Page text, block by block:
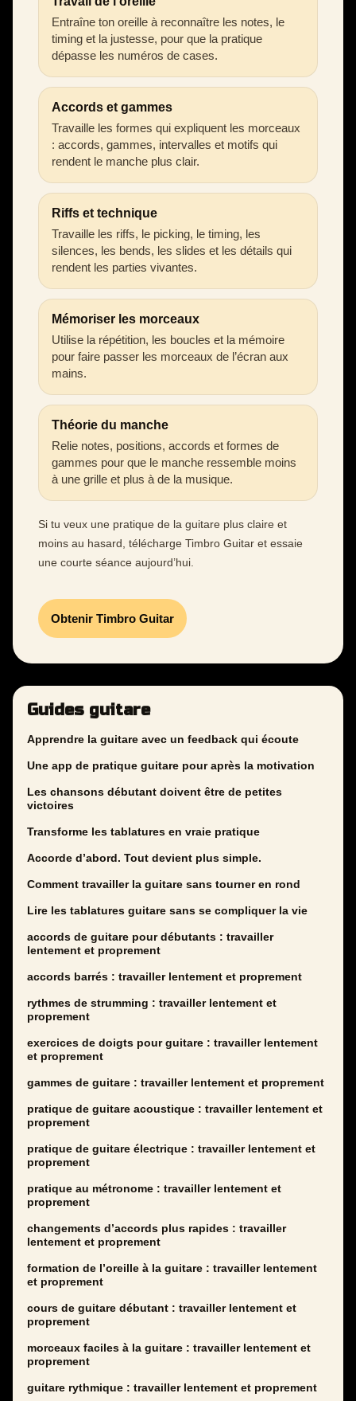
Entraîne ton oreille à reconnaître les notes, le
timing et la justesse, pour que la pratique
dépasse les numéros de cases.
Accords et gammes
Travaille les formes qui expliquent les morceaux
: accords, gammes, intervalles et motifs qui
rendent le manche plus clair.
Riffs et technique
Travaille les riffs, le picking, le timing, les
silences, les bends, les slides et les détails qui
rendent les parties vivantes.
Mémoriser les morceaux
Utilise la répétition, les boucles et la mémoire
pour faire passer les morceaux de l’écran aux
mains.
Théorie du manche
Relie notes, positions, accords et formes de
gammes pour que le manche ressemble moins
à une grille et plus à de la musique.
Si tu veux une pratique de la guitare plus claire et
moins au hasard, télécharge Timbro Guitar et essaie
une courte séance aujourd’hui.
Obtenir Timbro Guitar
Guides guitare
Apprendre la guitare avec un feedback qui écoute
Une app de pratique guitare pour après la motivation
Les chansons débutant doivent être de petites
victoires
Transforme les tablatures en vraie pratique
Accorde d’abord. Tout devient plus simple.
Comment travailler la guitare sans tourner en rond
Lire les tablatures guitare sans se compliquer la vie
accords de guitare pour débutants : travailler
lentement et proprement
accords barrés : travailler lentement et proprement
rythmes de strumming : travailler lentement et
proprement
exercices de doigts pour guitare : travailler lentement
et proprement
gammes de guitare : travailler lentement et proprement
pratique de guitare acoustique : travailler lentement et
proprement
pratique de guitare électrique : travailler lentement et
proprement
pratique au métronome : travailler lentement et
proprement
changements d’accords plus rapides : travailler
lentement et proprement
formation de l’oreille à la guitare : travailler lentement
et proprement
cours de guitare débutant : travailler lentement et
proprement
morceaux faciles à la guitare : travailler lentement et
proprement
guitare rythmique : travailler lentement et proprement